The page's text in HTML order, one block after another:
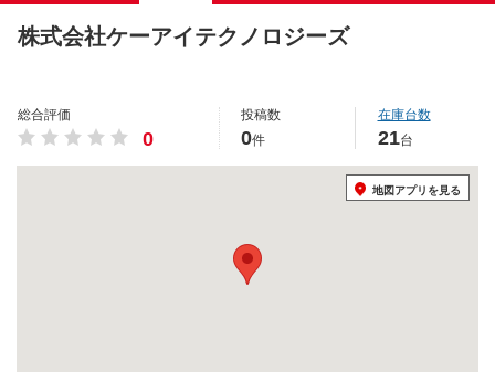
株式会社ケーアイテクノロジーズ
総合評価
0
投稿数
0件
在庫台数
21台
地図アプリを見る